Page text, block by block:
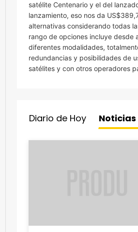
satélite Centenario y el del
lanzamiento, eso nos da
alternativas considerando todas
rango de opciones incluye desde
diferentes modalidades,
redundancias y posibilidades de
satélites y con otros operadores
Diario de Hoy